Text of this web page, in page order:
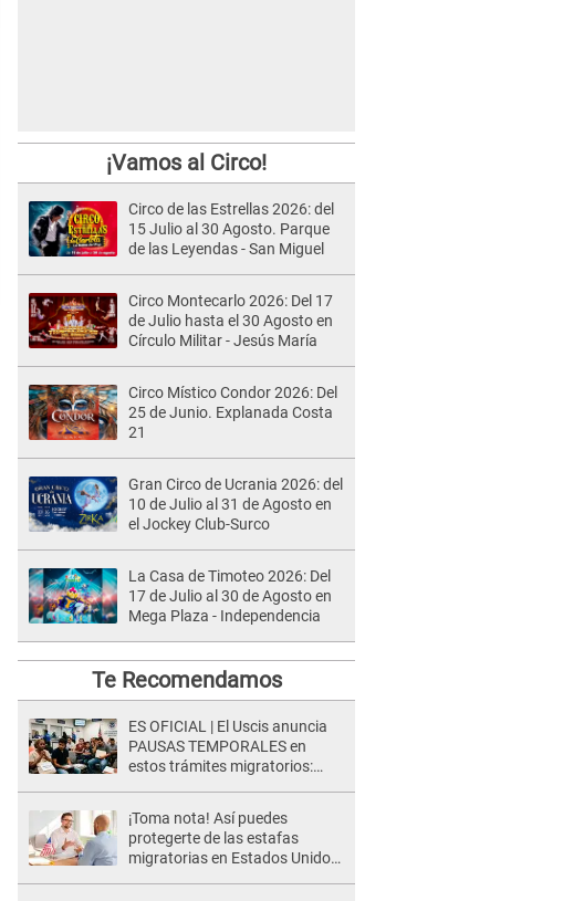
¡Vamos al Circo!
Circo de las Estrellas 2026: del
15 Julio al 30 Agosto. Parque
de las Leyendas - San Miguel
Circo Montecarlo 2026: Del 17
de Julio hasta el 30 Agosto en
Círculo Militar - Jesús María
Circo Místico Condor 2026: Del
25 de Junio. Explanada Costa
21
Gran Circo de Ucrania 2026: del
10 de Julio al 31 de Agosto en
el Jockey Club-Surco
La Casa de Timoteo 2026: Del
17 de Julio al 30 de Agosto en
Mega Plaza - Independencia
Te Recomendamos
ES OFICIAL | El Uscis anuncia
PAUSAS TEMPORALES en
estos trámites migratorios:
¡Toma nota! Así puedes
protegerte de las estafas
migratorias en Estados Unidos: